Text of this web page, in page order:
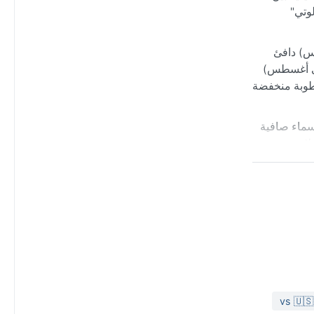
دافئ
الشتاء (من يونيو إلى أغسطس)
منخفضة
صافية
برودة